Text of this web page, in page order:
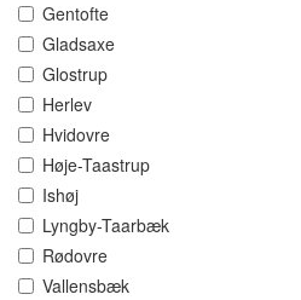
Gentofte
Gladsaxe
Glostrup
Herlev
Hvidovre
Høje-Taastrup
Ishøj
Lyngby-Taarbæk
Rødovre
Vallensbæk